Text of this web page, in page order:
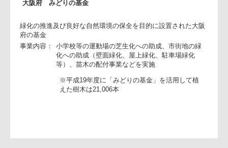
ビー場にて行われましたチャリティーマッチに引き続き、今シ
大阪長居第2陸上競技場）で行われるジャパンラグビー トップ
ーグの公式戦全試合で募金箱を設置し、募金の呼びかけをする
いうものです。